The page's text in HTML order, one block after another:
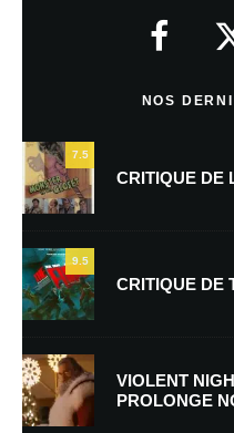
Nom*
E-mail *
NOS
7.5
CRITIQUE DE
9.5
CRITIQUE DE
VIOLENT
PROLONGE